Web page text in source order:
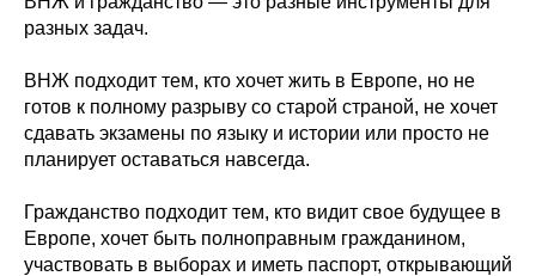
разных задач.
ВНЖ подходит тем, кто хочет жить в Европе, но не
готов к полному разрыву со старой страной, не хочет
сдавать экзамены по языку и истории или просто не
планирует оставаться навсегда.
Гражданство подходит тем, кто видит свое будущее в
Европе, хочет быть полноправным гражданином,
участвовать в выборах и иметь паспорт, открывающий